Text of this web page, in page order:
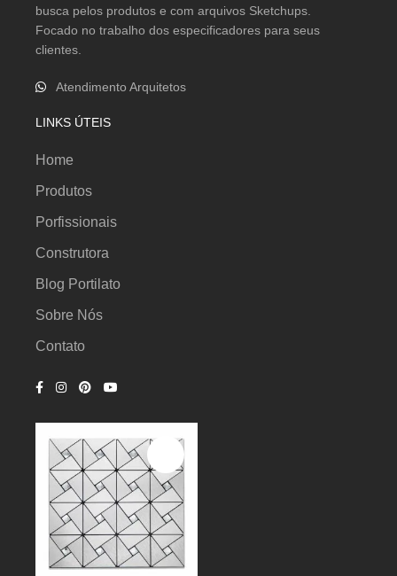
busca pelos produtos e com arquivos Sketchups.
Focado no trabalho dos especificadores para seus
clientes.
Atendimento Arquitetos
LINKS ÚTEIS
Home
Produtos
Porfissionais
Construtora
Blog Portilato
Sobre Nós
Contato